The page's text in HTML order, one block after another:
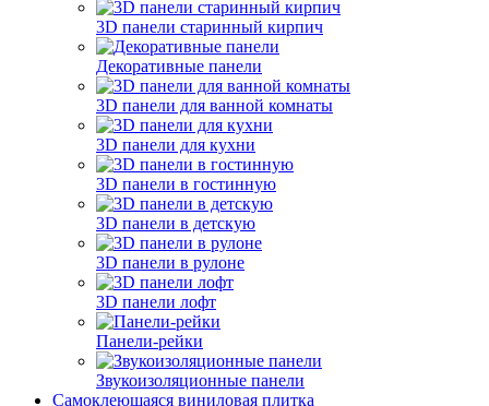
3D панели старинный кирпич
Декоративные панели
3D панели для ванной комнаты
3D панели для кухни
3D панели в гостинную
3D панели в детскую
3D панели в рулоне
3D панели лофт
Панели-рейки
Звукоизоляционные панели
Самоклеющаяся виниловая плитка